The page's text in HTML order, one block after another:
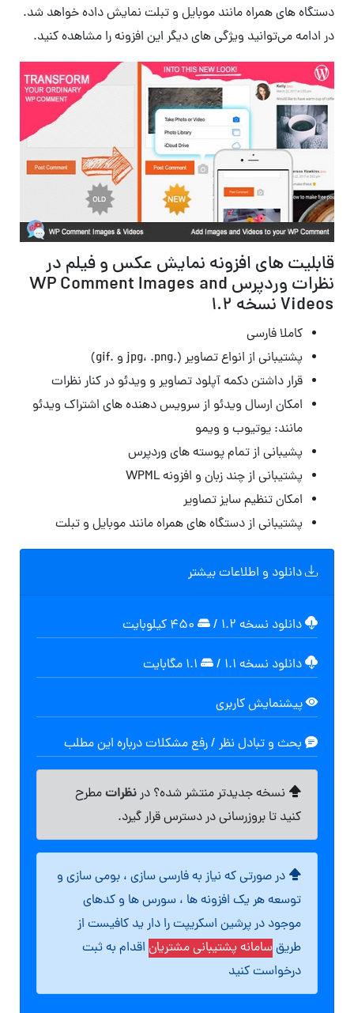
دستگاه های همراه مانند موبایل و تبلت نمایش داده خواهد شد.
در ادامه می‌توانید ویژگی های دیگر این افزونه را مشاهده کنید.
قابلیت های افزونه نمایش عکس و فیلم در
نظرات وردپرس WP Comment Images and
Videos نسخه 1.2
کاملا فارسی
پشتیبانی از انواع تصاویر (.jpg، .png و .gif)
قرار داشتن دکمه آپلود تصاویر و ویدئو در کنار نظرات
امکان ارسال ویدئو از سرویس دهنده های اشتراک ویدئو
مانند: یوتیوب و ویمو
پشیبانی از تمام پوسته های وردپرس
پشتیبانی از چند زبان و افزونه WPML
امکان تنظیم سایز تصاویر
پشتیبانی از دستگاه های همراه مانند موبایل و تبلت
دانلود و اطلاعات بیشتر
دانلود نسخه ۱.۲ /
دانلود نسخه ۱.۱ /
پیشنمایش کاربری
بحث و تبادل نظر / رفع مشکلات درباره این مطلب
نسخه جدیدتر منتشر شده؟ درنظراتمطرح
کنید تا بروزرسانی در دسترس قرار گیرد.
در صورتی که نیاز به فارسی سازی ، بومی سازی و
توسعه هر یک افزونه ها ، سورس ها و کدهای
موجود در پرشین اسکریپت را دار ید کافیست از
طریقسامانه پشتیبانی مشتریان اقدام به ثبت
درخواست کنید